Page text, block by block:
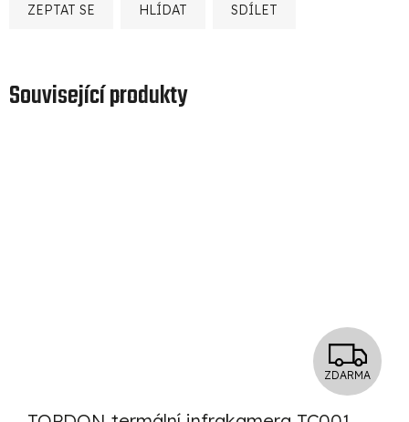
ZEPTAT SE HLÍDAT SDÍLET
Související produkty
Z
D
ZDARMA